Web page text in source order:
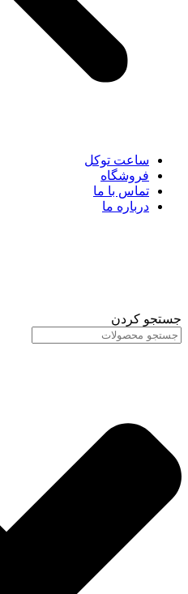
ساعت توکل
فروشگاه
تماس با ما
درباره ما
جستجو کردن